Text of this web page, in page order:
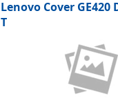
Lenovo Cover GE420
T